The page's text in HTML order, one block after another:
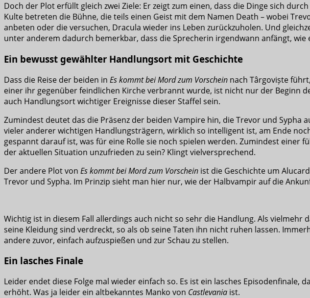
Doch der Plot erfüllt gleich zwei Ziele: Er zeigt zum einen, dass die Dinge sich
Kulte betreten die Bühne, die teils einen Geist mit dem Namen Death – wobei
anbeten oder die versuchen, Dracula wieder ins Leben zurückzuholen. Und
unter anderem dadurch bemerkbar, dass die Sprecherin irgendwann anfängt, wie
Ein bewusst gewählter Handlungsort mit Geschichte
Dass die Reise der beiden in Es kommt bei Mord zum Vorschein nach Târgoviște
einer ihr gegenüber feindlichen Kirche verbrannt wurde, ist nicht nur der Beginn
auch Handlungsort wichtiger Ereignisse dieser Staffel sein.
Zumindest deutet das die Präsenz der beiden Vampire hin, die Trevor und
vieler anderer wichtigen Handlungsträgern, wirklich so intelligent ist, am Ende
gespannt darauf ist, was für eine Rolle sie noch spielen werden. Zumindest
der aktuellen Situation unzufrieden zu sein? Klingt vielversprechend.
Der andere Plot von Es kommt bei Mord zum Vorschein ist die Geschichte um
Trevor und Sypha. Im Prinzip sieht man hier nur, wie der Halbvampir auf die
Wichtig ist in diesem Fall allerdings auch nicht so sehr die Handlung. Als vielmehr
seine Kleidung sind verdreckt, so als ob seine Taten ihn nicht ruhen lassen.
andere zuvor, einfach aufzuspießen und zur Schau zu stellen.
Ein lasches Finale
Leider endet diese Folge mal wieder einfach so. Es ist ein lasches
erhöht. Was ja leider ein altbekanntes Manko von Castlevania ist.